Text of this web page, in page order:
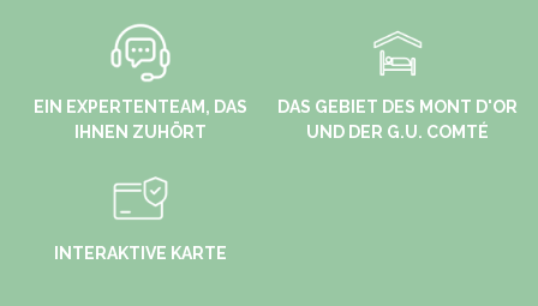
EIN EXPERTENTEAM, DAS
IHNEN ZUHÖRT
DAS GEBIET DES MONT D'OR
UND DER G.U. COMTÉ
INTERAKTIVE KARTE